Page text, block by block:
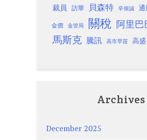
裁員 訪華 貝森特 辛偉誠 通
金價 金管局 關稅 阿里巴
馬斯克 騰訊 高市早苗 高盛
Archives
December 2025